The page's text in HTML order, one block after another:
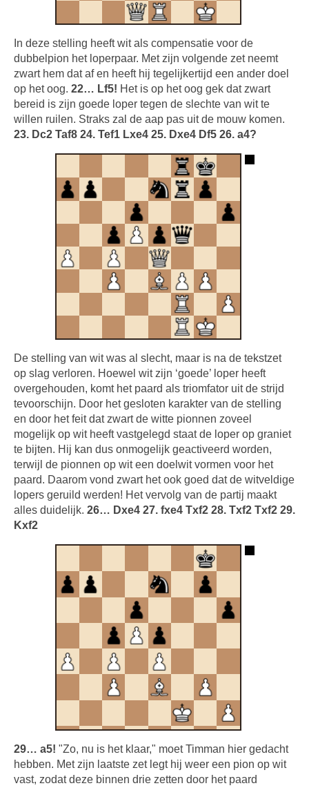
In deze stelling heeft wit als compensatie voor de
dubbelpion het loperpaar. Met zijn volgende zet neemt
zwart hem dat af en heeft hij tegelijkertijd een ander doel
op het oog. 22… Lf5! Het is op het oog gek dat zwart
bereid is zijn goede loper tegen de slechte van wit te
willen ruilen. Straks zal de aap pas uit de mouw komen.
23. Dc2 Taf8 24. Tef1 Lxe4 25. Dxe4 Df5 26. a4?
De stelling van wit was al slecht, maar is na de tekstzet
op slag verloren. Hoewel wit zijn ‘goede’ loper heeft
overgehouden, komt het paard als triomfator uit de strijd
tevoorschijn. Door het gesloten karakter van de stelling
en door het feit dat zwart de witte pionnen zoveel
mogelijk op wit heeft vastgelegd staat de loper op graniet
te bijten. Hij kan dus onmogelijk geactiveerd worden,
terwijl de pionnen op wit een doelwit vormen voor het
paard. Daarom vond zwart het ook goed dat de witveldige
lopers geruild werden! Het vervolg van de partij maakt
alles duidelijk. 26… Dxe4 27. fxe4 Txf2 28. Txf2 Txf2 29.
Kxf2
29… a5! "Zo, nu is het klaar," moet Timman hier gedacht
hebben. Met zijn laatste zet legt hij weer een pion op wit
vast, zodat deze binnen drie zetten door het paard